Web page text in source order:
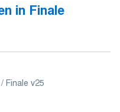
in Finale
Finale v25